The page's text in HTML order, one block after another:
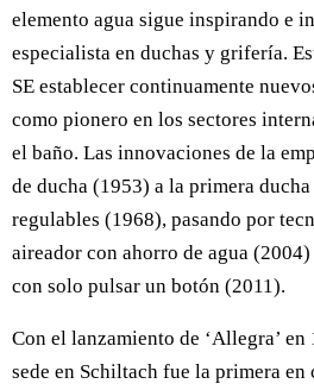
elemento agua sigue inspirando e
especialista en duchas y grifería.
SE establecer continuamente
como pionero en los sectores
el baño. Las innovaciones de la
de ducha (1953) a la primera
regulables (1968), pasando por
aireador con ahorro de agua
con solo pulsar un botón (2011).
Con el lanzamiento de ‘Allegra’ en
sede en Schiltach fue la primera